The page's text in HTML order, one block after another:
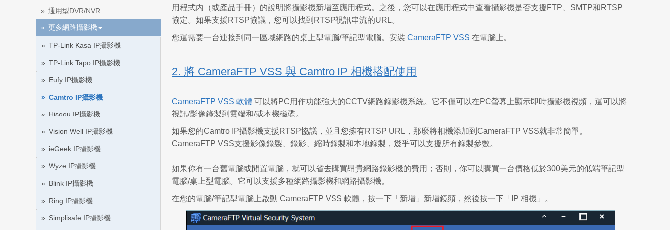
通用型DVR/NVR
更多網路攝影機
TP-Link Kasa IP攝影機
TP-Link Tapo IP攝影機
Eufy IP攝影機
Camtro IP攝影機
Hiseeu IP攝影機
Vision Well IP攝影機
ieGeek IP攝影機
Wyze IP攝影機
Blink IP攝影機
Ring IP攝影機
Simplisafe IP攝影機
用程式內（或產品手冊）的說明將攝影機新增至應用程式。之後，您可以在應用程式中查看攝影機是否支援FTP、SMTP和RTSP
協定。如果支援RTSP協議，您可以找到RTSP視訊串流的URL。
您還需要一台連接到同一區域網路的桌上型電腦/筆記型電腦。安裝 CameraFTP VSS 在電腦上。
2. 將 CameraFTP VSS 與 Camtro IP 相機搭配使用
CameraFTP VSS 軟體 可以將PC用作功能強大的CCTV網路錄影機系統。它不僅可以在PC螢幕上顯示即時攝影機視頻，還可以將
視訊/影像錄製到雲端和/或本機磁碟。
如果您的Camtro IP攝影機支援RTSP協議，並且您擁有RTSP URL，那麼將相機添加到CameraFTP VSS就非常簡單。
CameraFTP VSS支援影像錄製、錄影、縮時錄製和本地錄製，幾乎可以支援所有錄製參數。
如果你有一台舊電腦或閒置電腦，就可以省去購買昂貴網路錄影機的費用；否則，你可以購買一台價格低於300美元的低端筆記型
電腦/桌上型電腦。它可以支援多種網路攝影機和網路攝影機。
在您的電腦/筆記型電腦上啟動 CameraFTP VSS 軟體，按一下「新增」新增鏡頭，然後按一下「IP 相機」。